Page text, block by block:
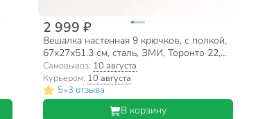
2 999 ₽
Вешалка настенная 9 крючков, с полкой,
67х27х51.3 см, сталь, ЗМИ, Торонто 22,
ВСПТ22 ГР, графит
Самовывоз: 10 августа
Курьером: 10 августа
5•3 отзыва
В корзину